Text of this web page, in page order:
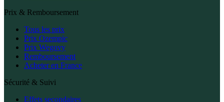
Prix & Remboursement
Tous les prix
Prix Ozempic
Prix Wegovy
Remboursement
Acheter en France
Sécurité & Suivi
Effets secondaires